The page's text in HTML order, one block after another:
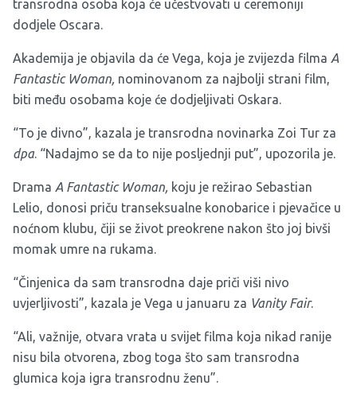
transrodna osoba koja će učestvovati u ceremoniji
dodjele Oscara.
Akademija je objavila da će Vega, koja je zvijezda filma A
Fantastic Woman, nominovanom za najbolji strani film,
biti među osobama koje će dodjeljivati Oskara.
“To je divno”, kazala je transrodna novinarka Zoi Tur za
dpa. “Nadajmo se da to nije posljednji put”, upozorila je.
Drama A Fantastic Woman, koju je režirao Sebastian
Lelio, donosi priču transeksualne konobarice i pjevačice u
noćnom klubu, čiji se život preokrene nakon što joj bivši
momak umre na rukama.
“Činjenica da sam transrodna daje priči viši nivo
uvjerljivosti”, kazala je Vega u januaru za Vanity Fair.
“Ali, važnije, otvara vrata u svijet filma koja nikad ranije
nisu bila otvorena, zbog toga što sam transrodna
glumica koja igra transrodnu ženu”.